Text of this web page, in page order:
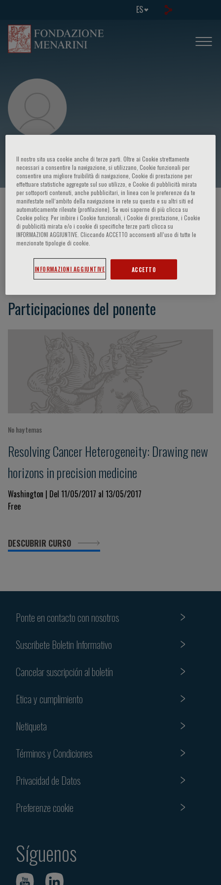
ES
Johann W. Janni
HOME PAGE / CURSOS Y EVENTOS / ORADOR
Johann W. Janni
Participaciones del ponente
No hay temas
Resolving Cancer Heterogeneity: Drawing new
horizons in precision medicine
Washington | Del 11/05/2017 al 13/05/2017
Free
DESCUBRIR CURSO
Ponte en contacto con nosotros
Suscribete Boletin Informativo
Cancelar suscripción al boletín
Etica y cumplimiento
Netiqueta
Términos y Condiciones
Privacidad de Datos
Preferenze cookie
Síguenos
Il nostro sito usa cookie anche di terze parti. Oltre ai Cookie strettamente
necessari a consentire la navigazione, si utilizzano, Cookie funzionali per
consentire una migliore fruibilità di navigazione, Cookie di prestazione per
effettuare statistiche aggregate sul suo utilizzo, e Cookie di pubblicità mirata
per sottoporti contenuti, anche pubblicitari, in linea con le preferenze da te
manifestate nell‘ambito della navigazione in rete su questo e su altri siti ed
automaticamente rilevate (profilazione). Se vuoi saperne di più clicca su
Cookie policy. Per inibire i Cookie funzionali, i Cookie di prestazione, i Cookie
di pubblicità mirata e/o i cookie di specifiche terze parti clicca su
INFORMAZIONI AGGIUNTIVE. Cliccando ACCETTO acconsenti all’uso di tutte le
menzionate tipologie di cookie.
INFORMAZIONI AGGIUNTIVE ACCETTO